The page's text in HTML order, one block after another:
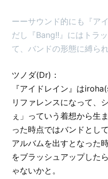
ーーサウンド的にも『ア
だし『Bang!!』にはトラ
て、バンドの形態に縛ら
ツノダ(Dr)：
『アイドレイン』は
リファレンスになって、
ぇ」っていう着想から生
った時点ではバンドとし
アルバムを出すとなった
をブラッシュアップした
ゃないかと。